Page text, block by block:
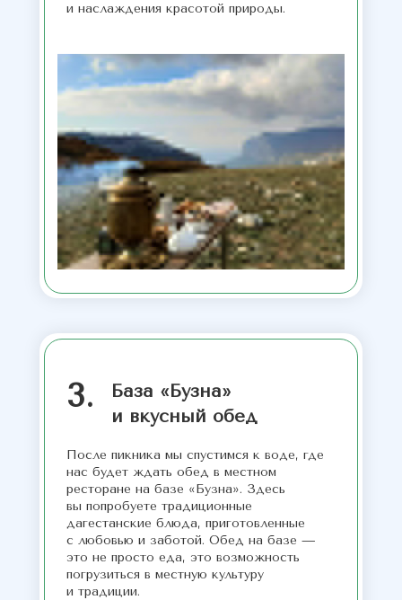
и наслаждения красотой природы.
После пикника мы спустимся к воде, где
нас будет ждать обед в местном
ресторане на базе «Бузна». Здесь
вы попробуете традиционные
дагестанские блюда, приготовленные
с любовью и заботой. Обед на базе —
это не просто еда, это возможность
погрузиться в местную культуру
и традиции.
База «Бузна»
и вкусный обед
3.